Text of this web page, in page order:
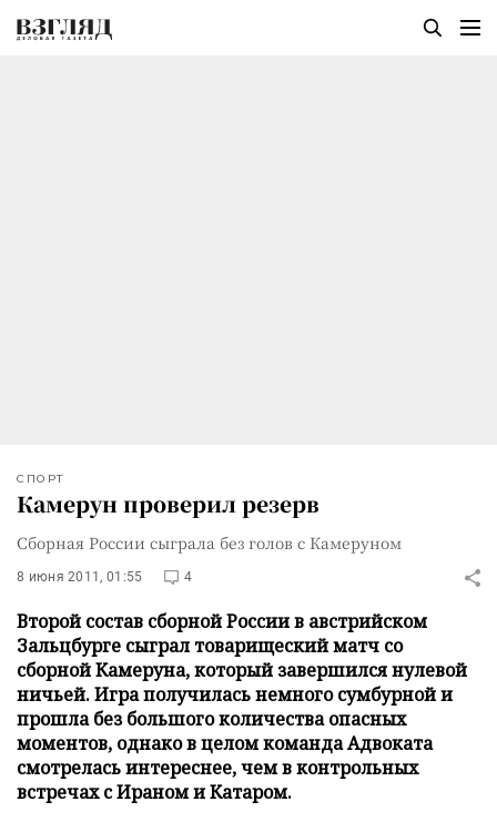
СПОРТ
Камерун проверил резерв
Сборная России сыграла без голов с Камеруном
8 июня 2011, 01:55 4
Второй состав сборной России в австрийском
Зальцбурге сыграл товарищеский матч со
сборной Камеруна, который завершился нулевой
ничьей. Игра получилась немного сумбурной и
прошла без большого количества опасных
моментов, однако в целом команда Адвоката
смотрелась интереснее, чем в контрольных
встречах с Ираном и Катаром.